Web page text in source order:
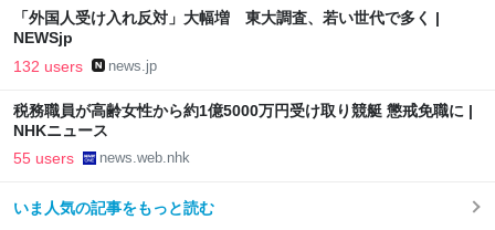
「外国人受け入れ反対」大幅増 東大調査、若い世代で多く |
NEWSjp
132 users news.jp
税務職員が高齢女性から約1億5000万円受け取り競艇 懲戒免職に |
NHKニュース
55 users news.web.nhk
いま人気の記事をもっと読む